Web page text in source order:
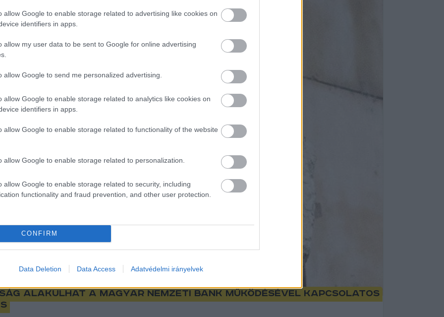
allow Google to enable storage related to advertising like cookies on
identifiers in apps.
allow my user data to be sent to Google for online advertising
allow Google to send me personalized advertising.
allow Google to enable storage related to analytics like cookies on
identifiers in apps.
allow Google to enable storage related to functionality of the website
allow Google to enable storage related to personalization.
allow Google to enable storage related to security, including
functionality and fraud prevention, and other user protection.
CONFIRM
Data Deletion Data Access Adatvédelmi irányelvek
alakulhat a Magyar Nemzeti Bank működésével kapcsolatos